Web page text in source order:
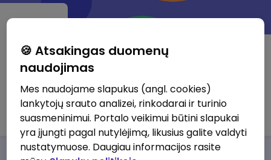
Šneiderio elektronika, UAB
http://www.eris.lt
🍪 Atsakingas duomenų
naudojimas
Mes naudojame slapukus (angl. cookies)
lankytojų srauto analizei, rinkodarai ir turinio
suasmeninimui. Portalo veikimui būtini slapukai
yra įjungti pagal nutylėjimą, likusius galite valdyti
nustatymuose. Daugiau informacijos rasite